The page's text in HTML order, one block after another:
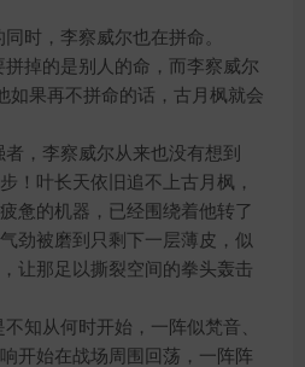
，李察威尔也在拼命。
掉的是别人的命，而李察威尔
果再不拼命的话，古月枫就会
李察威尔从来也没有想到
！叶长天依旧追不上古月枫，
惫的机器，已经围绕着他转了
劲被磨到只剩下一层薄皮，似
让那足以撕裂空间的拳头轰击
从何时开始，一阵似梵音、
开始在战场周围回荡，一阵阵